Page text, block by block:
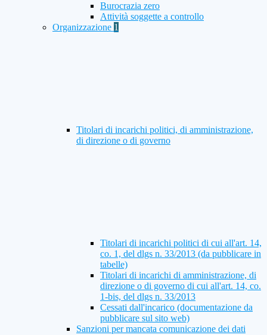
Burocrazia zero
Attività soggette a controllo
Organizzazione 1
Titolari di incarichi politici, di amministrazione,
di direzione o di governo
Titolari di incarichi politici di cui all'art. 14,
co. 1, del dlgs n. 33/2013 (da pubblicare in
tabelle)
Titolari di incarichi di amministrazione, di
direzione o di governo di cui all'art. 14, co.
1-bis, del dlgs n. 33/2013
Cessati dall'incarico (documentazione da
pubblicare sul sito web)
Sanzioni per mancata comunicazione dei dati